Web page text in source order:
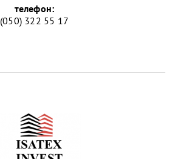
телефон:
(050) 322 55 17